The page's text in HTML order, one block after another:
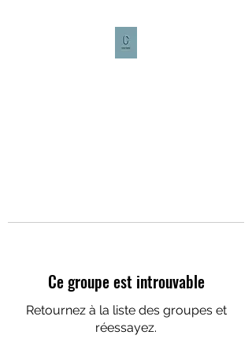
Ce groupe est introuvable
Retournez à la liste des groupes et
réessayez.